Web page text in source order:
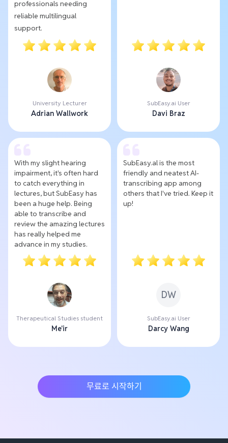
professionals needing
reliable multilingual
support.
University Lecturer
Adrian Wallwork
SubEasy.ai User
Davi Braz
With my slight hearing
impairment, it's often hard
to catch everything in
lectures, but SubEasy has
been a huge help. Being
able to transcribe and
review the amazing lectures
has really helped me
advance in my studies.
Therapeutical Studies student
Me'ir
SubEasy.al is the most
friendly and neatest AI-
transcribing app among
others that I've tried. Keep it
up!
DW
SubEasy.ai User
Darcy Wang
무료로 시작하기